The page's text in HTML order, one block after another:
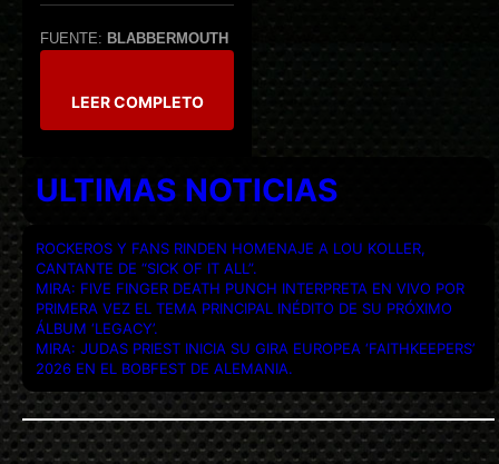
FUENTE: BLABBERMOUTH
LEER COMPLETO
ULTIMAS NOTICIAS
ROCKEROS Y FANS RINDEN HOMENAJE A LOU KOLLER,
CANTANTE DE “SICK OF IT ALL”.
MIRA: FIVE FINGER DEATH PUNCH INTERPRETA EN VIVO POR
PRIMERA VEZ EL TEMA PRINCIPAL INÉDITO DE SU PRÓXIMO
ÁLBUM ‘LEGACY’.
MIRA: JUDAS PRIEST INICIA SU GIRA EUROPEA ‘FAITHKEEPERS’
2026 EN EL BOBFEST DE ALEMANIA.